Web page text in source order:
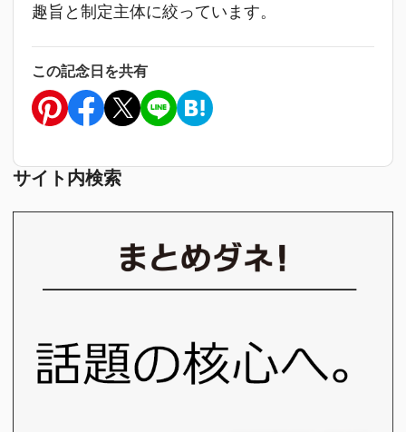
趣旨と制定主体に絞っています。
この記念日を共有
サイト内検索